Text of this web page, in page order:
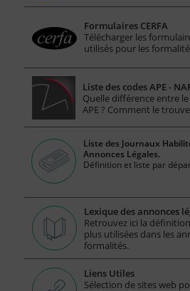
Formulaires CERFA
Télécharger les
utilisés pour les
Liste des codes APE -
Quelle différence entre
APE ? Comment le
Liste des Journaux
Annonces Légales.
Définition et liste par
Lexique des annonces
Retrouvez ici la
plus utilisées dans les
formalités.
Liens Utiles
Sélection de sites web